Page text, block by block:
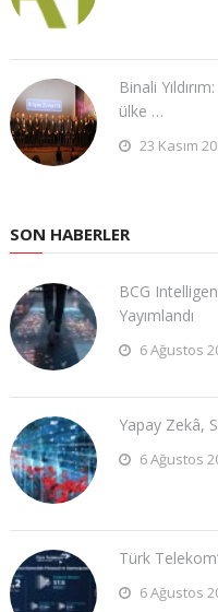
Binali
ülke …
23 Kasım
SON HABERLER
BCG
Yayımlandı
6 Ağustos
Yapay Zekâ,
6 Ağustos
Türk
6 Ağustos